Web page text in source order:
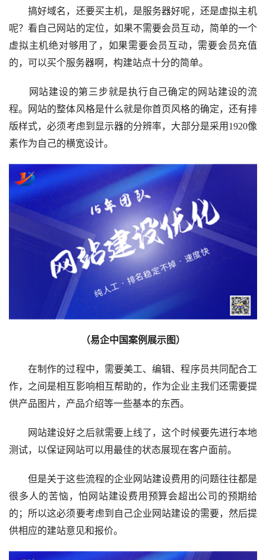
搞好域名，还要买主机，是服务器好呢，还是虚拟主机
呢？看自己网站的定位，如果不需要会员互动，简单的一个
虚拟主机绝对够用了，如果需要会员互动，需要会员充值
的，可以买个服务器啊，构建站点十分的简单。
网站建设的第三步就是执行自己确定的网站建设的流
程。网站的整体风格是什么就是你首页风格的确定，还有排
版样式，必须考虑到显示器的分辨率，大部分是采用1920像
素作为自己的横宽设计。
（易企中国案例展示图）
在制作的过程中，需要美工、编辑、程序员共同配合工
作，之间是相互影响相互帮助的，作为企业主我们还需要提
供产品图片，产品介绍等一些基本的东西。
网站建设好之后就需要上线了，这个时候要先进行本地
测试，以保证网站可以用最佳的状态展现在客户面前。
但是关于这些流程的企业网站建设费用的问题往往都是
很多人的苦恼，怕网站建设费用预算会超出公司的预期给
的；所以这必须要考虑到自己企业网站建设的需要，然后提
供相应的建站意见和报价。